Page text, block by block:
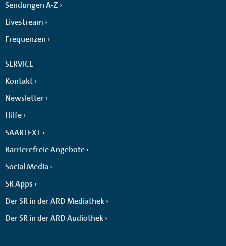
Sendungen A-Z
Livestream
Frequenzen
SERVICE
Kontakt
Newsletter
Hilfe
SAARTEXT
Barrierefreie Angebote
Social Media
SR Apps
Der SR in der ARD Mediathek
Der SR in der ARD Audiothek